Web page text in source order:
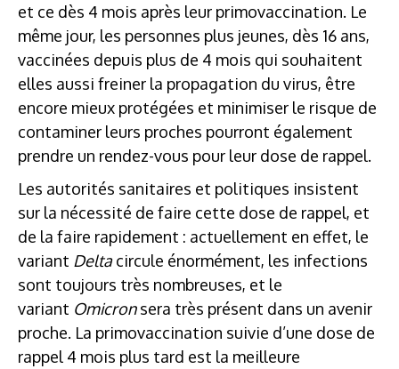
et ce dès 4 mois après leur primovaccination. Le
même jour, les personnes plus jeunes, dès 16 ans,
vaccinées depuis plus de 4 mois qui souhaitent
elles aussi freiner la propagation du virus, être
encore mieux protégées et minimiser le risque de
contaminer leurs proches pourront également
prendre un rendez-vous pour leur dose de rappel.
Les autorités sanitaires et politiques insistent
sur la nécessité de faire cette dose de rappel, et
de la faire rapidement : actuellement en effet, le
variant Deltacircule énormément, les infections
sont toujours très nombreuses, et le
variant Omicronsera très présent dans un avenir
proche. La primovaccination suivie d’une dose de
rappel 4 mois plus tard est la meilleure